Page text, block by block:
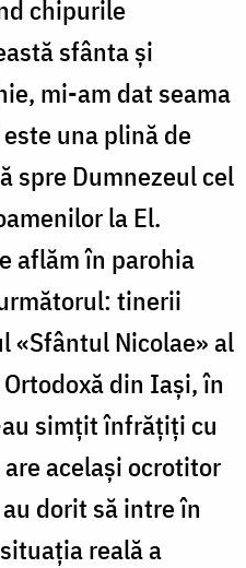
chipurile
sfânta şi
mi-am dat seama
una plină de
spre Dumnezeul cel
la El.
aflăm în parohia
tinerii
«Sfântul Nicolae» al
din Iaşi, în
simţit înfrăţiţi cu
acelaşi ocrotitor
dorit să intre în
reală a